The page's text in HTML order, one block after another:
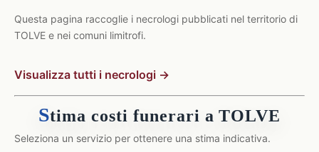
Questa pagina raccoglie i necrologi pubblicati nel territorio di
TOLVE e nei comuni limitrofi.
Visualizza tutti i necrologi →
Stima costi funerari a TOLVE
Seleziona un servizio per ottenere una stima indicativa.